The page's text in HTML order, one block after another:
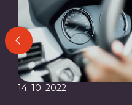
14. 10. 2022